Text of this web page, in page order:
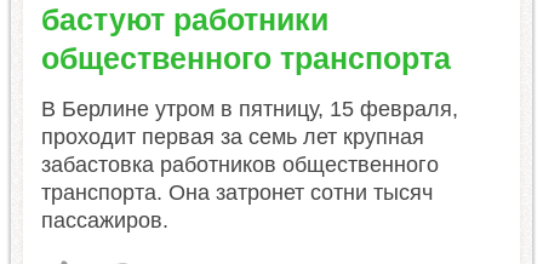
бастуют работники
общественного транспорта
В Берлине утром в пятницу, 15 февраля,
проходит первая за семь лет крупная
забастовка работников общественного
транспорта. Она затронет сотни тысяч
пассажиров.